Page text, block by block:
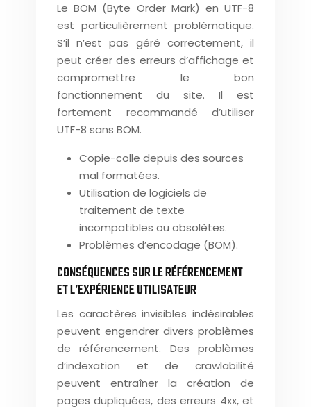
Le BOM (Byte Order Mark) en UTF-8
est particulièrement problématique.
S’il n’est pas géré correctement, il
peut créer des erreurs d’affichage et
compromettre le bon
fonctionnement du site. Il est
fortement recommandé d’utiliser
UTF-8 sans BOM.
Copie-colle depuis des sources
mal formatées.
Utilisation de logiciels de
traitement de texte
incompatibles ou obsolètes.
Problèmes d’encodage (BOM).
CONSÉQUENCES SUR LE RÉFÉRENCEMENT
ET L’EXPÉRIENCE UTILISATEUR
Les caractères invisibles indésirables
peuvent engendrer divers problèmes
de référencement. Des problèmes
d’indexation et de crawlabilité
peuvent entraîner la création de
pages dupliquées, des erreurs 4xx, et